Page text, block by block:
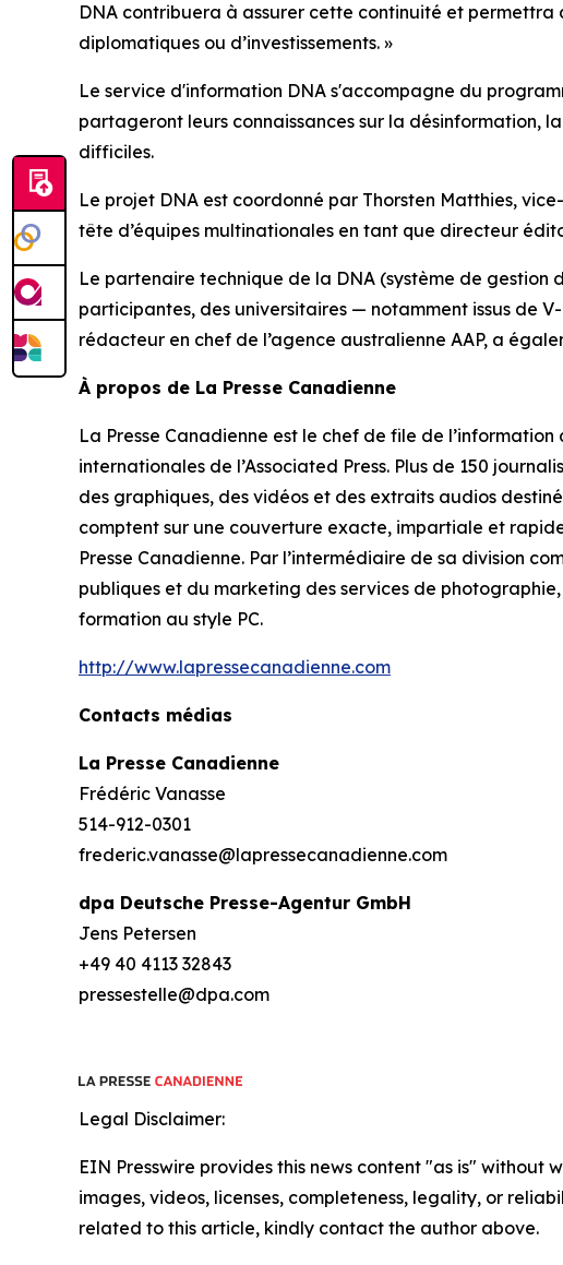
DNA contribuera à assurer cette continuité et
diplomatiques ou d’investissements. »
Le service d'information DNA s'accompagne du
partageront leurs connaissances sur la désinformation,
difficiles.
Le projet DNA est coordonné par Thorsten Matthies,
tête d’équipes multinationales en tant que directeur
Le partenaire technique de la DNA (système de
participantes, des universitaires — notamment issus de
rédacteur en chef de l’agence australienne AAP, a
À propos de La Presse Canadienne
La Presse Canadienne est le chef de file de
internationales de l’Associated Press. Plus de 150
des graphiques, des vidéos et des extraits audios
comptent sur une couverture exacte, impartiale et
Presse Canadienne. Par l’intermédiaire de sa division
publiques et du marketing des services de
formation au style PC.
http://www.lapressecanadienne.com
Contacts médias
La Presse Canadienne
Frédéric Vanasse
514-912-0301
frederic.vanasse@lapressecanadienne.com
dpa Deutsche Presse-Agentur GmbH
Jens Petersen
+49 40 4113 32843
pressestelle@dpa.com
Legal Disclaimer:
EIN Presswire provides this news content "as is"
images, videos, licenses, completeness, legality, or
related to this article, kindly contact the author above.